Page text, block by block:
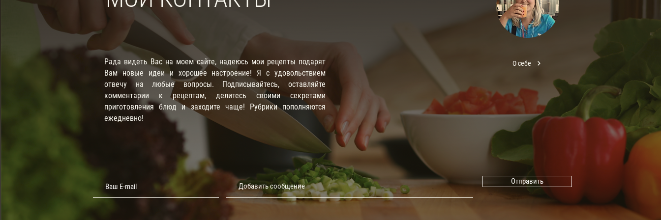
Рада видеть Вас на моем сайте, надеюсь мои рецепты подарят
Вам новые идеи и хорошее настроение! Я с удовольствием
отвечу на любые вопросы. Подписывайтесь, оставляйте
комментарии к рецептам, делитесь своими секретами
приготовления блюд и заходите чаще! Рубрики пополняются
ежедневно!
О себе
Отправить